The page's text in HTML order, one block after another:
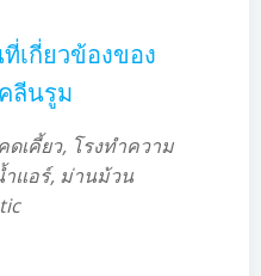
เกี่ยวข้องของ
ลีนรูม
เคี้ยว, โรงทำความ
แอร์, ม่านม้วน